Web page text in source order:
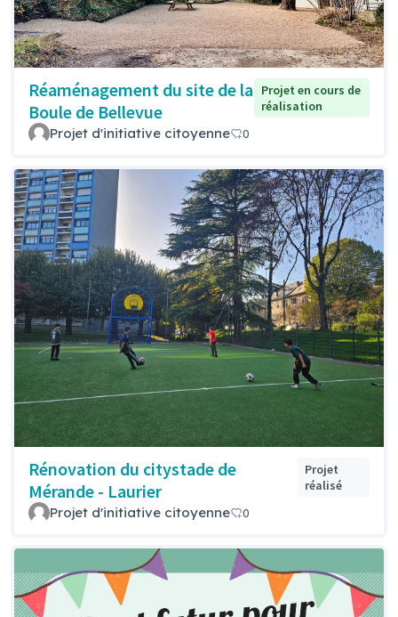
Réaménagement du site de la
Boule de Bellevue
Projet en cours de
réalisation
Projet d'initiative citoyenne 0
Rénovation du citystade de
Mérande - Laurier
Projet
réalisé
Projet d'initiative citoyenne 0